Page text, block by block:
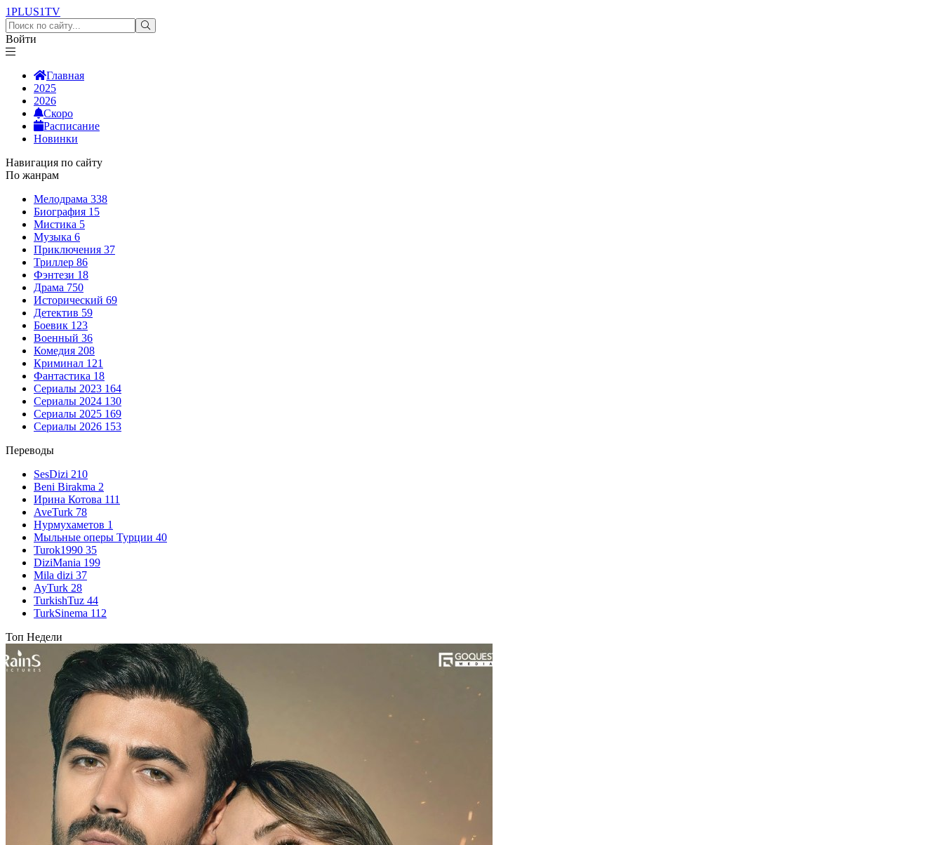
1PLUS1TV
Войти
Главная
2025
2026
Скоро
Расписание
Новинки
Навигация по сайту
По жанрам
Мелодрама 338
Биография 15
Мистика 5
Музыка 6
Приключения 37
Триллер 86
Фэнтези 18
Драма 750
Исторический 69
Детектив 59
Боевик 123
Военный 36
Комедия 208
Криминал 121
Фантастика 18
Сериалы 2023 164
Сериалы 2024 130
Сериалы 2025 169
Сериалы 2026 153
Переводы
SesDizi 210
Beni Birakma 2
Ирина Котова 111
AveTurk 78
Нурмухаметов 1
Мыльные оперы Турции 40
Turok1990 35
DiziMania 199
Mila dizi 37
AyTurk 28
TurkishTuz 44
TurkSinema 112
Топ Недели